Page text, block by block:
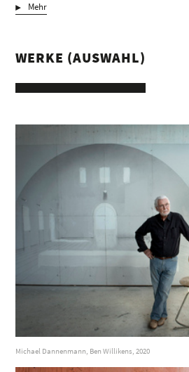
1992 – 1997
2019
Mitbegründer und seither
lebt und arbeitet in
Mehr
WERKE (AUSWAHL)
Michael Dannenmann, Ben Willikens, 2020